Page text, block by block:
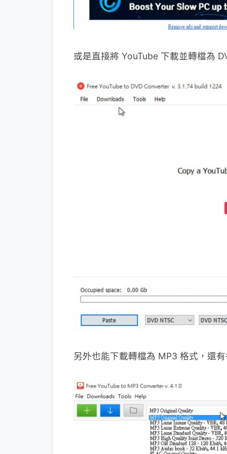
或是直接將 YouTube 下載並轉檔為
另外也能下載轉檔為 MP3 格式，還